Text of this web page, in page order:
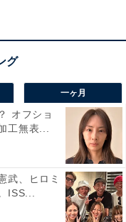
一ヶ月
オフショ
工無表...
武、ヒロミ
ISS...